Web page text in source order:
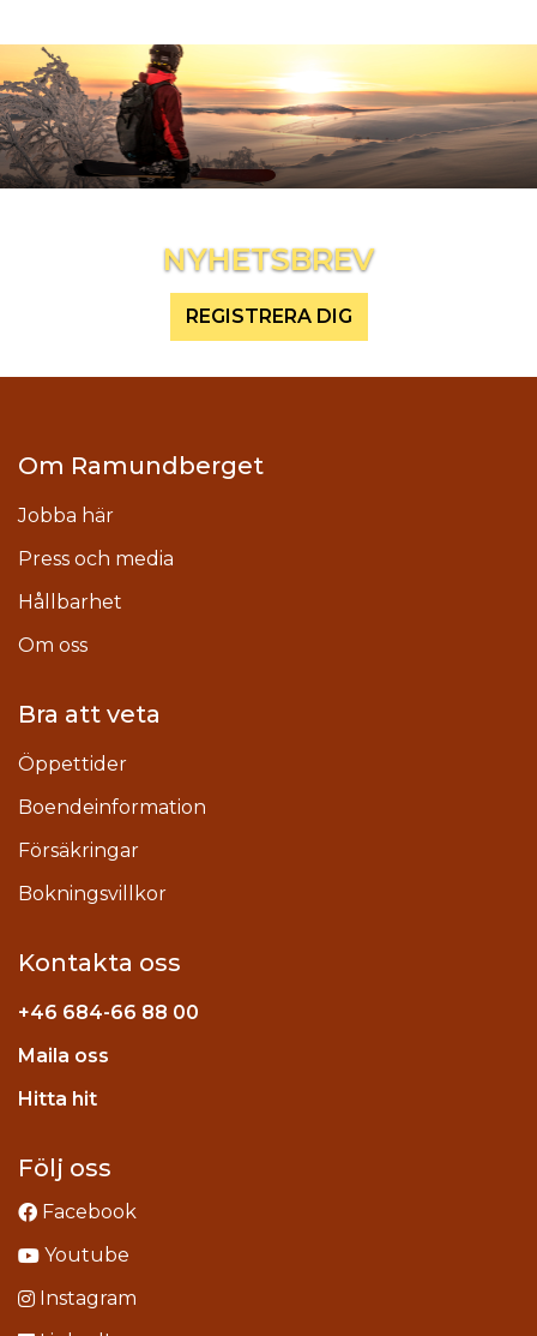
NYHETSBREV
REGISTRERA DIG
Om Ramundberget
Jobba här
Press och media
Hållbarhet
Om oss
Bra att veta
Öppettider
Boendeinformation
Försäkringar
Bokningsvillkor
Kontakta oss
+46 684-66 88 00
Maila oss
Hitta hitstagram
Följ oss
Facebook
Youtube
Instagram